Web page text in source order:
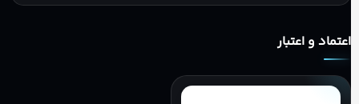
اعتماد و اعتبار